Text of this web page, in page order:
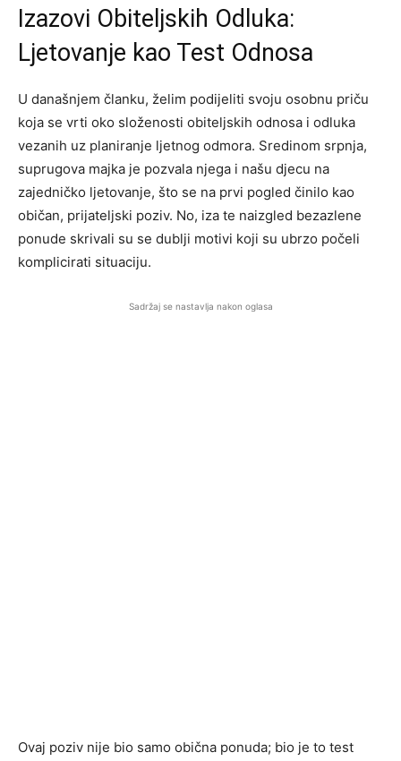
Izazovi Obiteljskih Odluka:
Ljetovanje kao Test Odnosa
U današnjem članku, želim podijeliti svoju osobnu priču
koja se vrti oko složenosti obiteljskih odnosa i odluka
vezanih uz planiranje ljetnog odmora. Sredinom srpnja,
suprugova majka je pozvala njega i našu djecu na
zajedničko ljetovanje, što se na prvi pogled činilo kao
običan, prijateljski poziv. No, iza te naizgled bezazlene
ponude skrivali su se dublji motivi koji su ubrzo počeli
komplicirati situaciju.
Sadržaj se nastavlja nakon oglasa
Ovaj poziv nije bio samo obična ponuda; bio je to test